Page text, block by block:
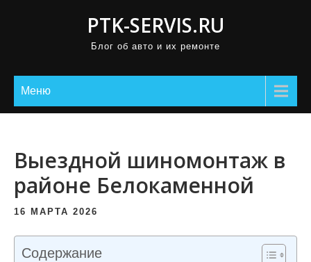
PTK-SERVIS.RU
Блог об авто и их ремонте
Меню
Выездной шиномонтаж в
районе Белокаменной
16 МАРТА 2026
Содержание